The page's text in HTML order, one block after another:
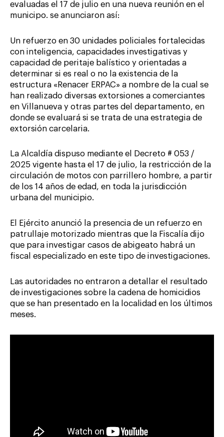
evaluadas el 17 de julio en una nueva reunión en el
municipo. se anunciaron así:
Un refuerzo en 30 unidades policiales fortalecidas
con inteligencia, capacidades investigativas y
capacidad de peritaje balístico y orientadas a
determinar si es real o no la existencia de la
estructura «Renacer ERPAC» a nombre de la cual se
han realizado diversas extorsiones a comerciantes
en Villanueva y otras partes del departamento, en
donde se evaluará si se trata de una estrategia de
extorsión carcelaria.
La Alcaldía dispuso mediante el Decreto # 053 /
2025 vigente hasta el 17 de julio, la restricción de la
circulación de motos con parrillero hombre, a partir
de los 14 años de edad, en toda la jurisdicción
urbana del municipio.
El Ejército anunció la presencia de un refuerzo en
patrullaje motorizado mientras que la Fiscalía dijo
que para investigar casos de abigeato habrá un
fiscal especializado en este tipo de investigaciones.
Las autoridades no entraron a detallar el resultado
de investigaciones sobre la cadena de homicidios
que se han presentado en la localidad en los últimos
meses.